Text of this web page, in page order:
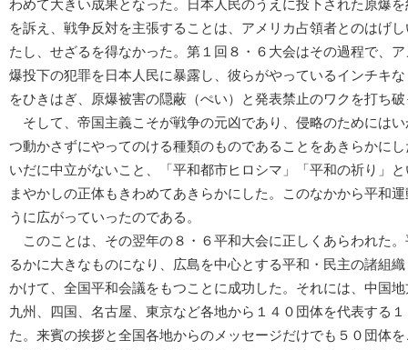
わめて大きい成果となった。日本人民のうえに投下された原爆
を訴え、戦争反対を主張することは、アメリカ占領者とのはげ
たし、せざるを得なかった。第１回８・６大会はその過程で、
爆投下の犯罪を日本人民に暴露し、彼らがやっているインチキ
をひきはぎ、原爆被害の隠蔽（ぺい）と発表禁止のワクを打ち
そして、帝国主義こそが戦争の元凶であり、侵略のためには
つ動かさずにやってのける種類のものであることをあきらかに
いだに中立がないこと、「平和都市ヒロシマ」「平和の祈り」
まやかしの正体もきわめてあきらかにした。このなかから平和
うに広がっていったのである。
このことは、その翌年の８・６平和大会に正しくあらわれた
るかに大きなものになり、広島を中心とする平和・民主の諸組
かけて、全国平和会議をもつことに成功した。それには、中国
九州、四国、名古屋、東京など各地から１４０団体を代表する
た。来賓の挨拶と全国各地からのメッセージだけでも５０団体